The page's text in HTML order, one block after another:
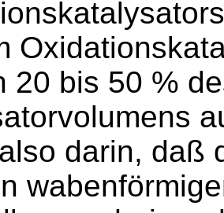
20 bis 50 %
darin, daß